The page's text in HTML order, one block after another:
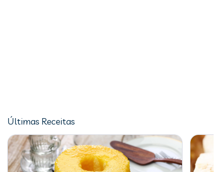
Últimas Receitas